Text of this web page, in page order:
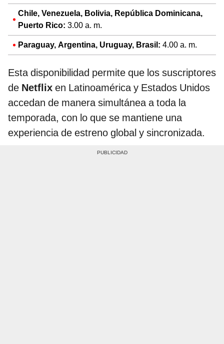
Chile, Venezuela, Bolivia, República Dominicana,
Puerto Rico: 3.00 a. m.
Paraguay, Argentina, Uruguay, Brasil: 4.00 a. m.
Esta disponibilidad permite que los suscriptores
de Netflix en Latinoamérica y Estados Unidos
accedan de manera simultánea a toda la
temporada, con lo que se mantiene una
experiencia de estreno global y sincronizada.